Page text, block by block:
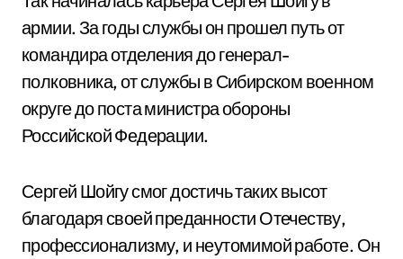
армии. За годы службы он прошел путь от
командира отделения до генерал-
полковника, от службы в Сибирском военном
округе до поста министра обороны
Российской Федерации.
Сергей Шойгу смог достичь таких высот
благодаря своей преданности Отечеству,
профессионализму, и неутомимой работе. Он